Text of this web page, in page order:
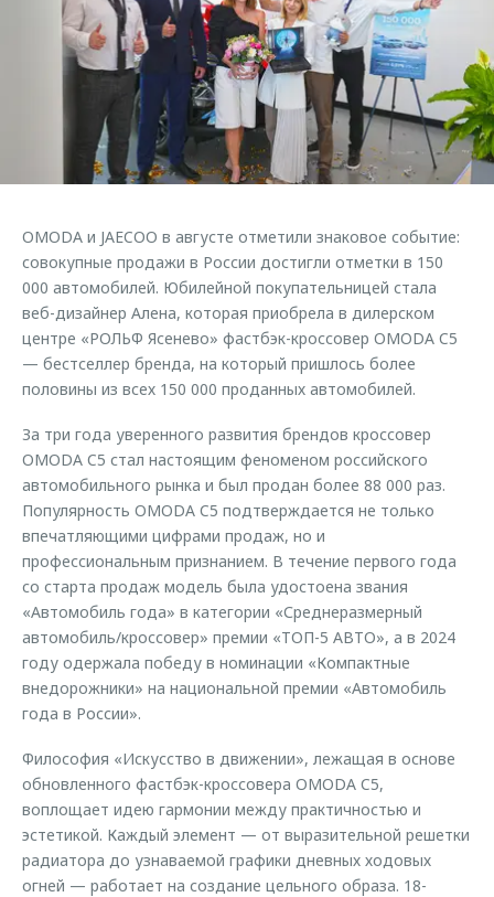
Кредитные программы
Страхование
Кредитный калькулятор
Аксессуары
Одежда и сувениры
Запчасти
Трейд-ин
Калькулятор трейд-ин
Клиентская поддержка
O&J Автоклуб
Клуб владельцев OMODA
Приложение O&J
Аксессуары
Оригинальные аксессуары
Запчасти
Обратная связь
OMODA и JAECOO в августе отметили знаковое событие:
совокупные продажи в России достигли отметки в 150
000 автомобилей. Юбилейной покупательницей стала
веб-дизайнер Алена, которая приобрела в дилерском
центре «РОЛЬФ Ясенево» фастбэк-кроссовер OMODA C5
— бестселлер бренда, на который пришлось более
половины из всех 150 000 проданных автомобилей.
За три года уверенного развития брендов кроссовер
OMODA C5 стал настоящим феноменом российского
автомобильного рынка и был продан более 88 000 раз.
Популярность OMODA C5 подтверждается не только
впечатляющими цифрами продаж, но и
профессиональным признанием. В течение первого года
со старта продаж модель была удостоена звания
«Автомобиль года» в категории «Среднеразмерный
автомобиль/кроссовер» премии «ТОП-5 АВТО», а в 2024
году одержала победу в номинации «Компактные
внедорожники» на национальной премии «Автомобиль
года в России».
Философия «Искусство в движении», лежащая в основе
обновленного фастбэк-кроссовера OMODA C5,
воплощает идею гармонии между практичностью и
эстетикой. Каждый элемент — от выразительной решетки
радиатора до узнаваемой графики дневных ходовых
огней — работает на создание цельного образа. 18-